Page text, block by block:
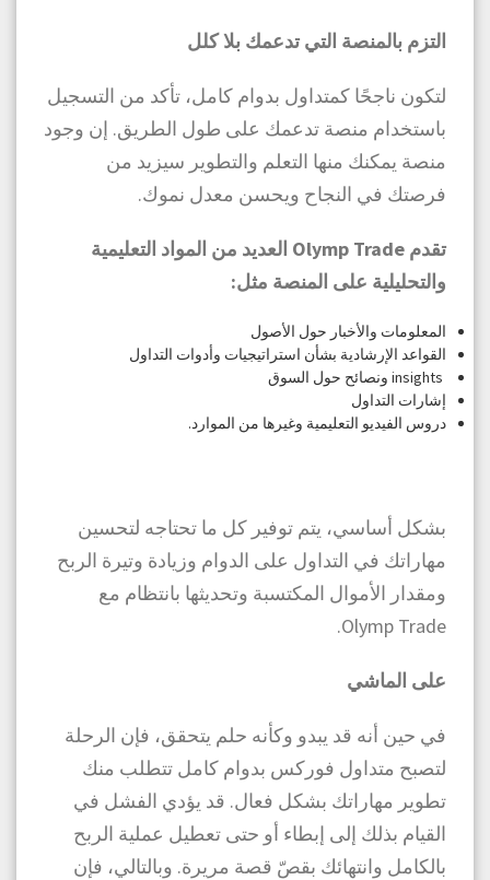
التزم بالمنصة التي تدعمك بلا كلل
لتكون ناجحًا كمتداول بدوام كامل، تأكد من التسجيل
باستخدام منصة تدعمك على طول الطريق. إن وجود
منصة يمكنك منها التعلم والتطوير سيزيد من
فرصتك في النجاح ويحسن معدل نموك.
تقدم Olymp Trade العديد من المواد التعليمية
والتحليلية على المنصة مثل:
المعلومات والأخبار حول الأصول
القواعد الإرشادية بشأن استراتيجيات وأدوات التداول
إشارات التداول
دروس الفيديو التعليمية وغيرها من الموارد.
بشكل أساسي، يتم توفير كل ما تحتاجه لتحسين
مهاراتك في التداول على الدوام وزيادة وتيرة الربح
ومقدار الأموال المكتسبة وتحديثها بانتظام مع
Olymp Trade.
على الماشي
في حين أنه قد يبدو وكأنه حلم يتحقق، فإن الرحلة
لتصبح متداول فوركس بدوام كامل تتطلب منك
تطوير مهاراتك بشكل فعال. قد يؤدي الفشل في
القيام بذلك إلى إبطاء أو حتى تعطيل عملية الربح
بالكامل وانتهائك بقصّ قصة مريرة. وبالتالي، فإن